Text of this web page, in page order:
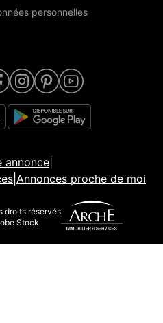
personnelles
annonce
Annonces proche de moi
droits réservés
Stock